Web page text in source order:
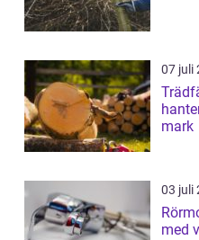
07 juli
mark
03 juli
med